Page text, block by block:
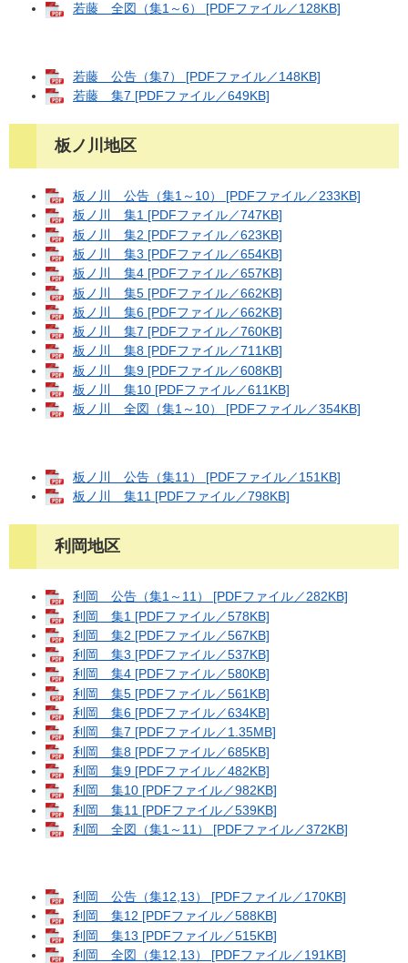
若藤 全図（集1～6） [PDFファイル／128KB]
若藤 公告（集7） [PDFファイル／148KB]
若藤 集7 [PDFファイル／649KB]
板ノ川地区
板ノ川 公告（集1～10） [PDFファイル／233KB]
板ノ川 集1 [PDFファイル／747KB]
板ノ川 集2 [PDFファイル／623KB]
板ノ川 集3 [PDFファイル／654KB]
板ノ川 集4 [PDFファイル／657KB]
板ノ川 集5 [PDFファイル／662KB]
板ノ川 集6 [PDFファイル／662KB]
板ノ川 集7 [PDFファイル／760KB]
板ノ川 集8 [PDFファイル／711KB]
板ノ川 集9 [PDFファイル／608KB]
板ノ川 集10 [PDFファイル／611KB]
板ノ川 全図（集1～10） [PDFファイル／354KB]
板ノ川 公告（集11） [PDFファイル／151KB]
板ノ川 集11 [PDFファイル／798KB]
利岡地区
利岡 公告（集1～11） [PDFファイル／282KB]
利岡 集1 [PDFファイル／578KB]
利岡 集2 [PDFファイル／567KB]
利岡 集3 [PDFファイル／537KB]
利岡 集4 [PDFファイル／580KB]
利岡 集5 [PDFファイル／561KB]
利岡 集6 [PDFファイル／634KB]
利岡 集7 [PDFファイル／1.35MB]
利岡 集8 [PDFファイル／685KB]
利岡 集9 [PDFファイル／482KB]
利岡 集10 [PDFファイル／982KB]
利岡 集11 [PDFファイル／539KB]
利岡 全図（集1～11） [PDFファイル／372KB]
利岡 公告（集12,13） [PDFファイル／170KB]
利岡 集12 [PDFファイル／588KB]
利岡 集13 [PDFファイル／515KB]
利岡 全図（集12,13） [PDFファイル／191KB]